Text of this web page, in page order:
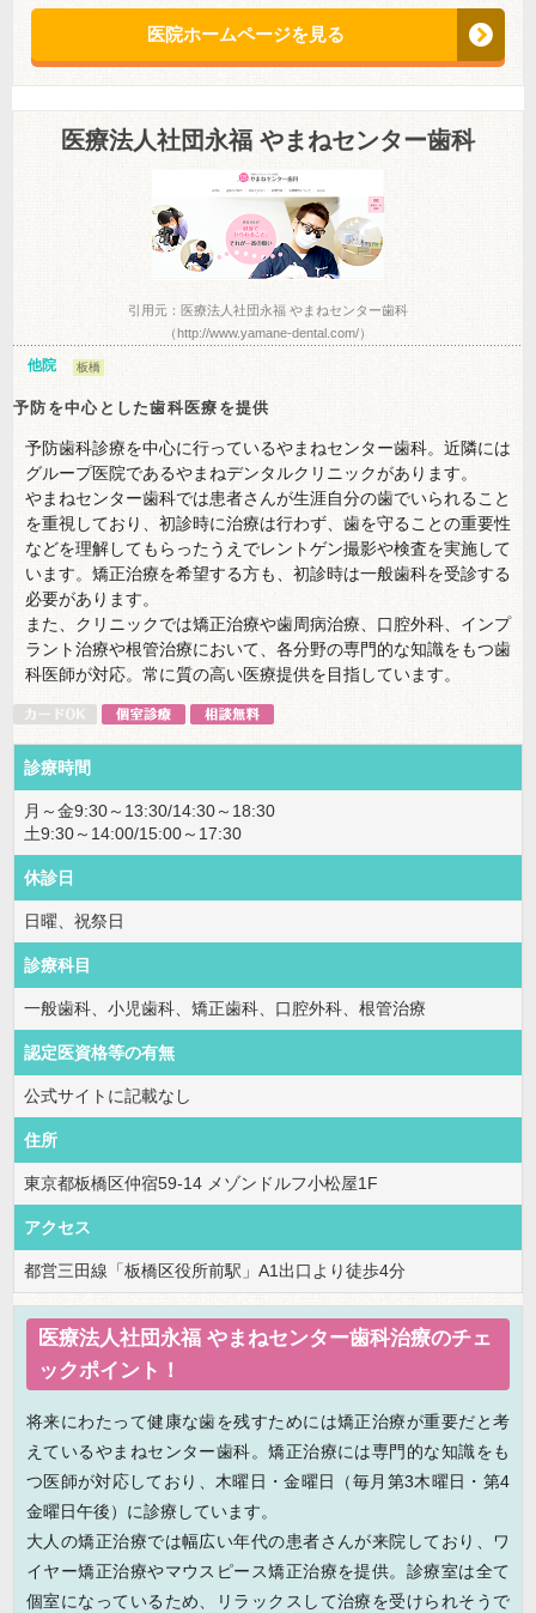
医院ホームページを見る
医療法人社団永福 やまねセンター歯科
引用元：医療法人社団永福 やまねセンター歯科
（http://www.yamane-dental.com/）
他院 板橋
予防を中心とした歯科医療を提供
予防歯科診療を中心に行っているやまねセンター歯科。近隣には
グループ医院であるやまねデンタルクリニックがあります。
やまねセンター歯科では患者さんが生涯自分の歯でいられること
を重視しており、初診時に治療は行わず、歯を守ることの重要性
などを理解してもらったうえでレントゲン撮影や検査を実施して
います。矯正治療を希望する方も、初診時は一般歯科を受診する
必要があります。
また、クリニックでは矯正治療や歯周病治療、口腔外科、インプ
ラント治療や根管治療において、各分野の専門的な知識をもつ歯
科医師が対応。常に質の高い医療提供を目指しています。
診療時間
月～金9:30～13:30/14:30～18:30
土9:30～14:00/15:00～17:30
休診日
日曜、祝祭日
診療科目
一般歯科、小児歯科、矯正歯科、口腔外科、根管治療
認定医資格等の有無
公式サイトに記載なし
住所
東京都板橋区仲宿59-14 メゾンドルフ小松屋1F
アクセス
都営三田線「板橋区役所前駅」A1出口より徒歩4分
医療法人社団永福 やまねセンター歯科治療のチェ
ックポイント！
将来にわたって健康な歯を残すためには矯正治療が重要だと考
えているやまねセンター歯科。矯正治療には専門的な知識をも
つ医師が対応しており、木曜日・金曜日（毎月第3木曜日・第4
金曜日午後）に診療しています。
大人の矯正治療では幅広い年代の患者さんが来院しており、ワ
イヤー矯正治療やマウスピース矯正治療を提供。診療室は全て
個室になっているため、リラックスして治療を受けられそうで